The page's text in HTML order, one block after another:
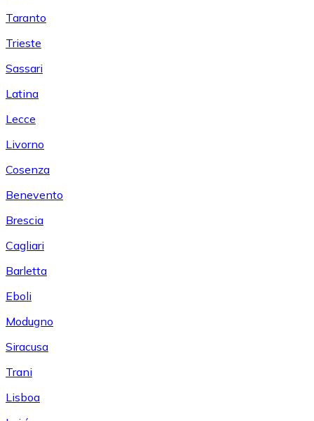
Taranto
Trieste
Sassari
Latina
Lecce
Livorno
Cosenza
Benevento
Brescia
Cagliari
Barletta
Eboli
Modugno
Siracusa
Trani
Lisboa